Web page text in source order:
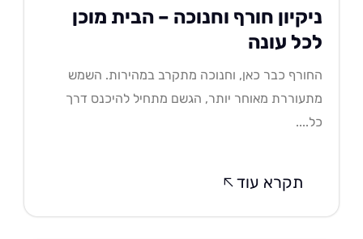
חורף וחנוכה – הבית מוכן
עונה
כבר כאן, וחנוכה מתקרב במהירות. השמש
מאוחר יותר, הגשם מתחיל להיכנס דרך
תקרא עוד